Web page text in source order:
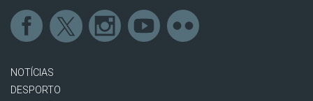
NOTÍCIAS
DESPORTO